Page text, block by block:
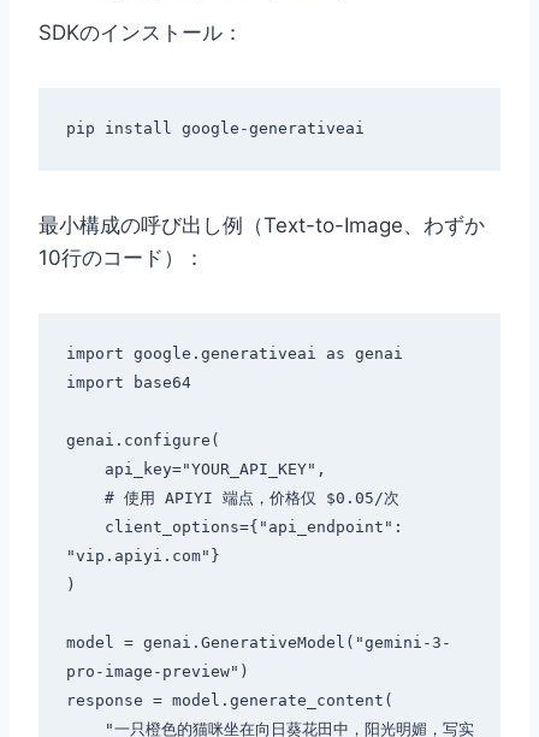
SDKのインストール：
最小構成の呼び出し例（Text-to-Image、わずか
10行のコード）：
import google.generativeai as genai
import base64
genai.configure(
"vip.apiyi.com"}
)
model = genai.GenerativeModel("gemini-3-
pro-image-preview")
response = model.generate_content(